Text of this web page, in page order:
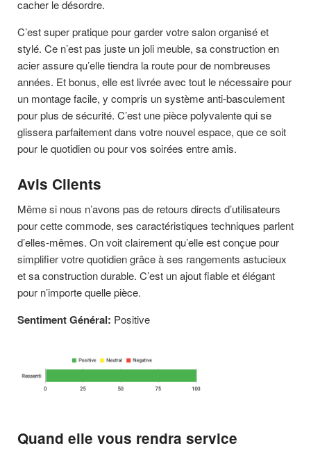
cacher le désordre.
C’est super pratique pour garder votre salon organisé et
stylé. Ce n’est pas juste un joli meuble, sa construction en
acier assure qu’elle tiendra la route pour de nombreuses
années. Et bonus, elle est livrée avec tout le nécessaire pour
un montage facile, y compris un système anti-basculement
pour plus de sécurité. C’est une pièce polyvalente qui se
glissera parfaitement dans votre nouvel espace, que ce soit
pour le quotidien ou pour vos soirées entre amis.
Avis Clients
Même si nous n’avons pas de retours directs d’utilisateurs
pour cette commode, ses caractéristiques techniques parlent
d’elles-mêmes. On voit clairement qu’elle est conçue pour
simplifier votre quotidien grâce à ses rangements astucieux
et sa construction durable. C’est un ajout fiable et élégant
pour n’importe quelle pièce.
Sentiment Général: Positive
Quand elle vous rendra service